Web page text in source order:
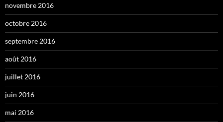
novembre 2016
octobre 2016
septembre 2016
août 2016
juillet 2016
juin 2016
mai 2016